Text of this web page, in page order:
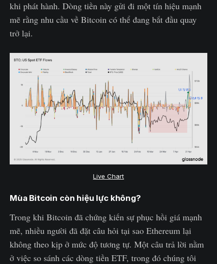
khi phát hành. Dòng tiền này gửi đi một tín hiệu mạnh
mẽ rằng nhu cầu về Bitcoin có thể đang bắt đầu quay
trở lại.
Live Chart
Mùa Bitcoin còn hiệu lực không?
Trong khi Bitcoin đã chứng kiến sự phục hồi giá mạnh
mẽ, nhiều người đã đặt câu hỏi tại sao Ethereum lại
không theo kịp ở mức độ tương tự. Một câu trả lời nằm
ở việc so sánh các dòng tiền ETF, trong đó chúng tôi